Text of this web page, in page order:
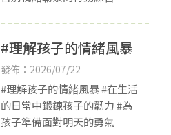
#理解孩子的情緒風暴
發佈：2026/07/22
#理解孩子的情緒風暴 #在生活
的日常中鍛鍊孩子的韌力 #為
孩子準備面對明天的勇氣